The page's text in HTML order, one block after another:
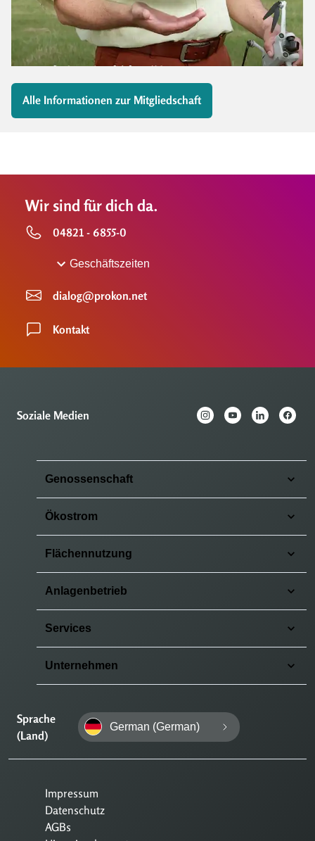
Alle Informationen zur Mitgliedschaft
Wir sind für dich da.
04821 - 6855-0
Geschäftszeiten
dialog@prokon.net
Kontakt
Soziale Medien
Genossenschaft
Ökostrom
Flächennutzung
Anlagenbetrieb
Services
Unternehmen
Sprache
(Land)
German (German)
Impressum
Datenschutz
AGBs